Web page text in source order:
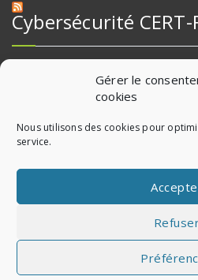
Gérer le
cookies
Nous utilisons des cookies pour
service.
Cybersécurité CERT-
Multiples vulnérabilités dans
Multiples vulnérabilités dans
Multiples vulnérabilités dans
Copyright © 2026 - MicroBert